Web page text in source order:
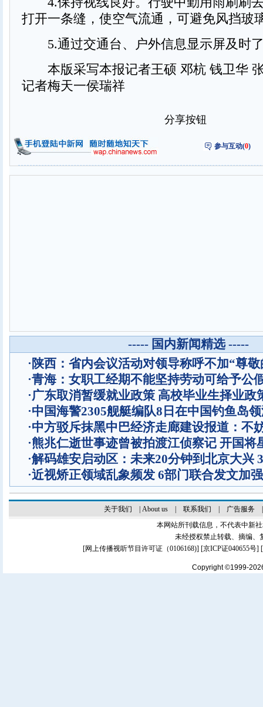
打开一条缝，使空气流通，可避免风挡玻
5.通过交通台、户外信息显示屏及时
本版采写本报记者王硕 邓杭 钱卫华
记者梅天一侯瑞祥
分享按钮
参与互动(0)
----- 国内新闻精选 -----
·陕西：省内会议活动对领导称呼不加“尊敬
·青海：女职工经期不能坚持劳动可给予公
·广东取消暂缓就业政策 高校毕业生择业政
·中国海警2305舰艇编队8日在中国钓鱼岛
·中方驳斥抹黑中巴经济走廊建设报道：不
·熊兆仁逝世事迹曾被拍渡江侦察记 开国将
·解码雄安启动区：未来20分钟到北京大兴
·近视矫正领域乱象频发 6部门联合发文加
关于我们 About us| 联系我们 广告服务
本网站所刊载信息，不代表中新
未经授权禁止转载、摘编、
[网上传播视听节目许可证（0106168)] [京ICP证040655号]
Copyright ©1999-